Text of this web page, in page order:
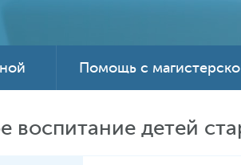
Помощь с
воспитание детей